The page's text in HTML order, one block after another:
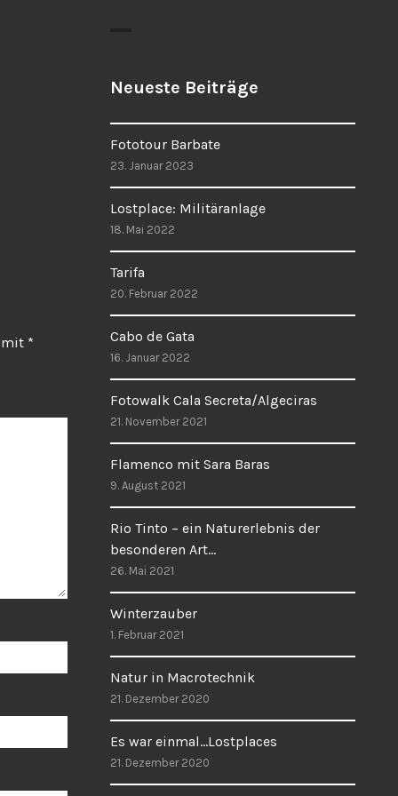
mit *
Neueste Beiträge
Fototour Barbate
23. Januar 2023
Lostplace: Militäranlage
18. Mai 2022
Tarifa
20. Februar 2022
Cabo de Gata
16. Januar 2022
Fotowalk Cala Secreta/Algeciras
21. November 2021
Flamenco mit Sara Baras
9. August 2021
Rio Tinto – ein Naturerlebnis der
besonderen Art…
26. Mai 2021
Winterzauber
1. Februar 2021
Natur in Macrotechnik
21. Dezember 2020
Es war einmal…Lostplaces
21. Dezember 2020